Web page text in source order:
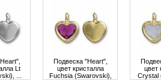
Lt
...
Подвеска "Heart",
цвет кристалла
Fuchsia (Swarovski),
цвет
Crystal